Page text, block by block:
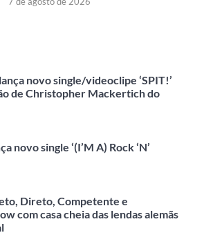
novo single/videoclipe ‘SPIT!’
de Christopher Mackertich do
novo single ‘(I’M A) Rock ‘N’
Direto, Competente e
com casa cheia das lendas alemãs